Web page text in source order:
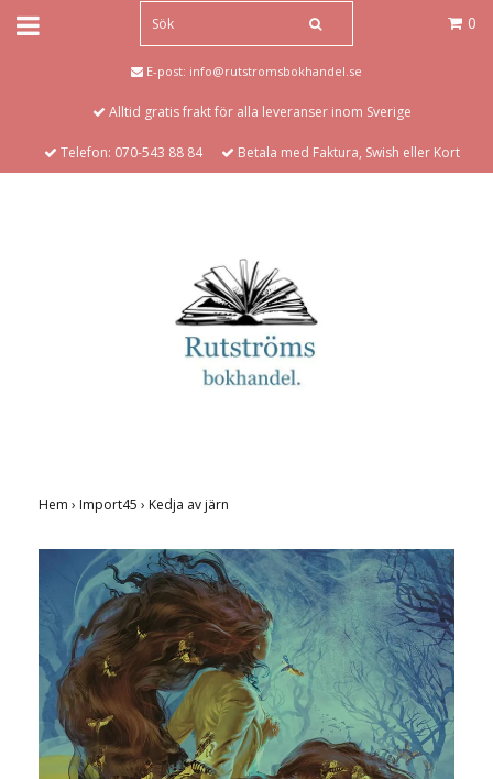
0
E-post: info@rutstromsbokhandel.se
Alltid gratis frakt för alla leveranser inom Sverige
Telefon: 070-543 88 84 Betala med Faktura, Swish eller Kort
Hem › Import45 › Kedja av järn